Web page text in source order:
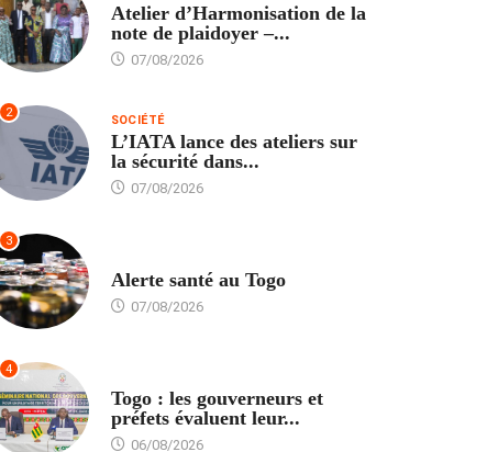
Atelier d’Harmonisation de la
note de plaidoyer –...
07/08/2026
2 SOCIÉTÉ
L’IATA lance des ateliers sur
la sécurité dans...
07/08/2026
3
Alerte santé au Togo
07/08/2026
4
Togo : les gouverneurs et
préfets évaluent leur...
06/08/2026